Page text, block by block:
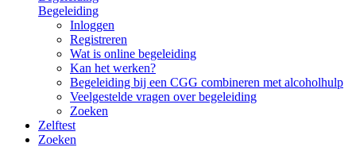
Begeleiding
Inloggen
Registreren
Wat is online begeleiding
Kan het werken?
Begeleiding bij een CGG combineren met alcoholhulp
Veelgestelde vragen over begeleiding
Zoeken
Zelftest
Zoeken